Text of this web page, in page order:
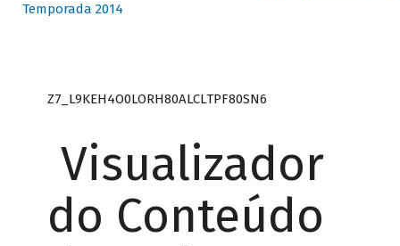
Temporada 2014
Z7_L9KEH4O0LORH80ALCLTPF80SN6
Visualizador
do Conteúdo